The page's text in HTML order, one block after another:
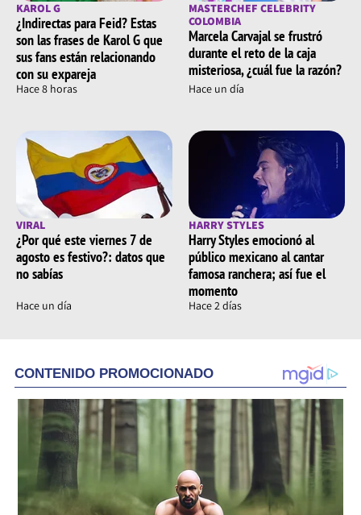
KAROL G
¿Indirectas para Feid? Estas
son las frases de Karol G que
sus fans están relacionando
con su expareja
Hace 8 horas
MASTERCHEF CELEBRITY
COLOMBIA
Marcela Carvajal se frustró
durante el reto de la caja
misteriosa, ¿cuál fue la razón?
Hace un día
VIRAL
¿Por qué este viernes 7 de
agosto es festivo?: datos que
no sabías
Hace un día
HARRY STYLES
Harry Styles emocionó al
público mexicano al cantar
famosa ranchera; así fue el
momento
Hace 2 días